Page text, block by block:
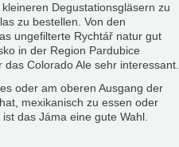
Degustationsgläsern zu
zu bestellen. Von den
ungefilterte Rychtář natur gut
in der Region Pardubice
Colorado Ale sehr interessant.
oder am oberen Ausgang der
mexikanisch zu essen oder
das Jáma eine gute Wahl.